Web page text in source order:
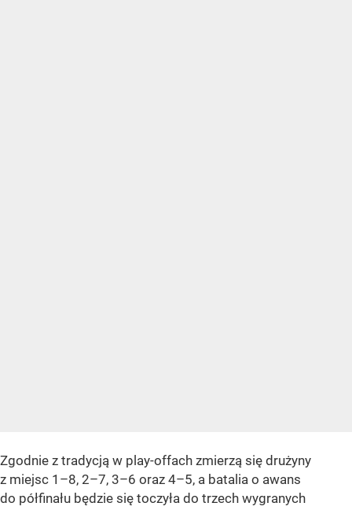
Zgodnie z tradycją w play-offach zmierzą się drużyny
z miejsc 1–8, 2–7, 3–6 oraz 4–5, a batalia o awans
do półfinału będzie się toczyła do trzech wygranych